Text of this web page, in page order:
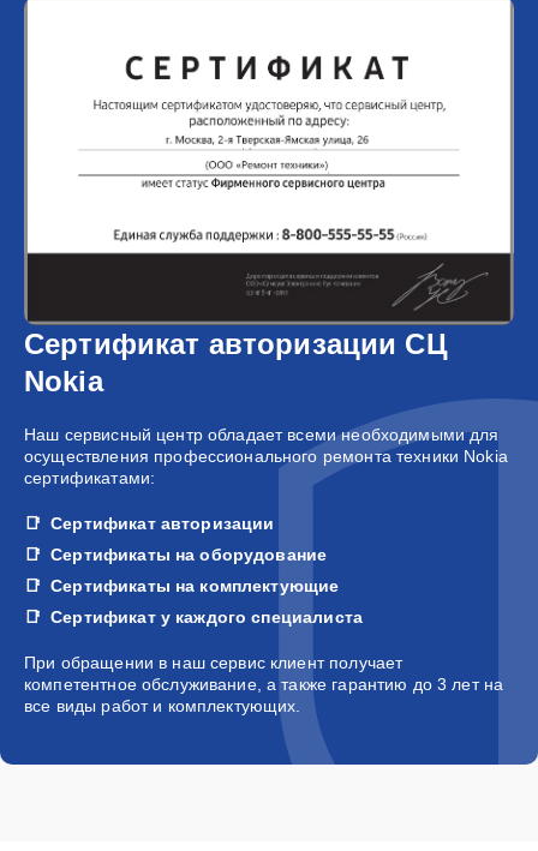
Сертификат авторизации СЦ
Nokia
Наш сервисный центр обладает всеми необходимыми для
осуществления профессионального ремонта техники Nokia
сертификатами:
Сертификат авторизации
Сертификаты на оборудование
Сертификаты на комплектующие
Сертификат у каждого специалиста
При обращении в наш сервис клиент получает
компетентное обслуживание, а также гарантию до 3 лет на
все виды работ и комплектующих.